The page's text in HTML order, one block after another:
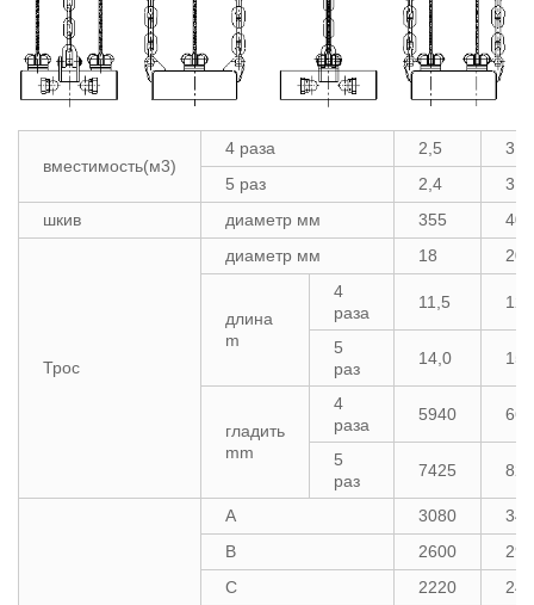
вместимость(м3)
4 раза 2,5
3.2
5 раз
2,4
3.2
шкив
диаметр мм 355 400
Трос
диаметр мм 18 20
длина
m
4
раза
11,5
5
раз
14,0
гладить
mm
4
раза
5940
5
раз
7425
A 3080
B
2600
C
2220